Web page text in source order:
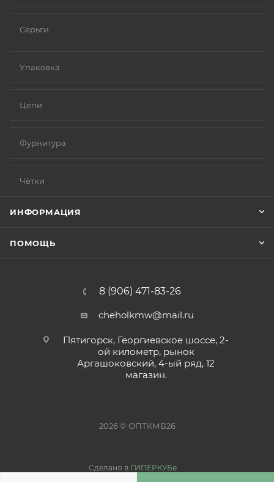
Серьги
Упаковка
Цепи
Фурнитура
Чётки
ИНФОРМАЦИЯ
ПОМОЩЬ
8 (906) 471-83-26
cheholkmw@mail.ru
Пятигорск, Георгиевское шоссе, 2-
ой километр, рынок
Аргашоковский, 4-ый ряд, 12
магазин.
2026 © ОПТКМВ26
Сделано в ГИПЕРКУБе